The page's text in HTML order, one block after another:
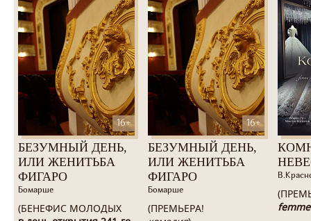
16+
БЕЗУМНЫЙ ДЕНЬ,
ИЛИ ЖЕНИТЬБА
ФИГАРО
Бомарше
(БЕНЕФИС МОЛОДЫХ
16+
БЕЗУМНЫЙ ДЕНЬ,
ИЛИ ЖЕНИТЬБА
ФИГАРО
Бомарше
(ПРЕМЬЕРА!